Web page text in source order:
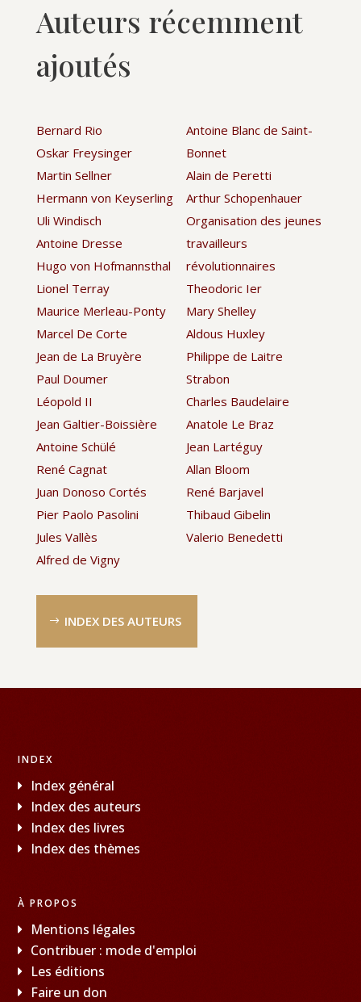
Auteurs récemment
ajoutés
Bernard Rio
Oskar Freysinger
Martin Sellner
Hermann von Keyserling
Uli Windisch
Antoine Dresse
Hugo von Hofmannsthal
Lionel Terray
Maurice Merleau-Ponty
Marcel De Corte
Jean de La Bruyère
Paul Doumer
Léopold II
Jean Galtier-Boissière
Antoine Schülé
René Cagnat
Juan Donoso Cortés
Pier Paolo Pasolini
Jules Vallès
Alfred de Vigny
Antoine Blanc de Saint-
Bonnet
Alain de Peretti
Arthur Schopenhauer
Organisation des jeunes
travailleurs
révolutionnaires
Theodoric Ier
Mary Shelley
Aldous Huxley
Philippe de Laitre
Strabon
Charles Baudelaire
Anatole Le Braz
Jean Lartéguy
Allan Bloom
René Barjavel
Thibaud Gibelin
Valerio Benedetti
INDEX DES AUTEURS
INDEX
Index général
Index des auteurs
Index des livres
Index des thèmes
À PROPOS
Mentions légales
Contribuer : mode d'emploi
Les éditions
Faire un don